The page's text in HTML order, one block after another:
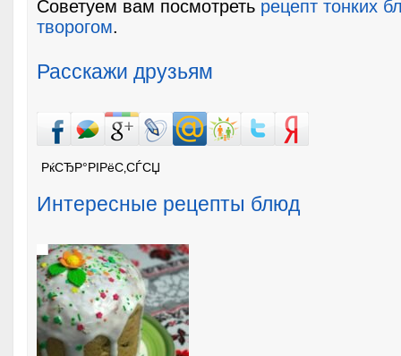
Советуем вам посмотреть рецепт тонких
творогом.
Расскажи друзьям
РќСЂР°РІРёС‚СЃСЏ
Интересные рецепты блюд